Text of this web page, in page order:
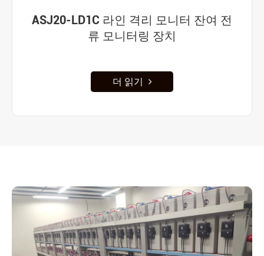
ASJ20-LD1C 라인 격리 모니터 잔여 전
류 모니터링 장치
더 읽기